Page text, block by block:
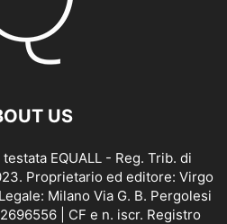
US
EQUALL - Reg. Trib. di
Proprietario ed editore: Virgo
Milano Via G. B. Pergolesi
| CF e n. iscr. Registro